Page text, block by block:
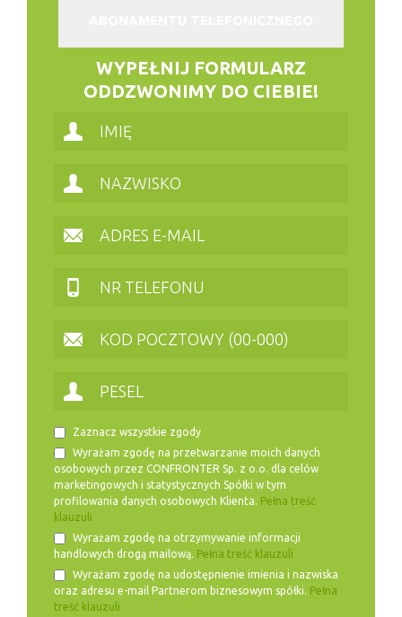
WYPEŁNIJ FORMULARZ
ODDZWONIMY DO CIEBIE!
Zaznacz wszystkie zgody
Wyrażam zgodę na przetwarzanie moich danych
osobowych przez CONFRONTER Sp. z o.o. dla celów
marketingowych i statystycznych Spółki w tym
profilowania danych osobowych Klienta. Pełna treść
klauzuli
Wyrażam zgodę na otrzymywanie informacji
handlowych drogą mailową. Pełna treść klauzuli
Wyrażam zgodę na udostępnienie imienia i nazwiska
oraz adresu e-mail Partnerom biznesowym spółki. Pełna
treść klauzuli